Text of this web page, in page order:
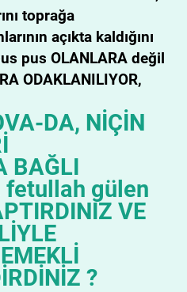
toprağa
açıkta kaldığını
pus OLANLARA değil
ODAKLANILIYOR,
DA, NİÇİN
BAĞLI
fetullah gülen
VE
?